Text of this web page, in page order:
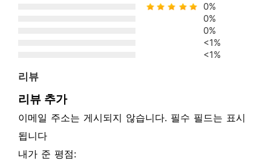
0%
0%
0%
<1%
<1%
리뷰
리뷰 추가
이메일 주소는 게시되지 않습니다. 필수 필드는 표시
됩니다
내가 준 평점: